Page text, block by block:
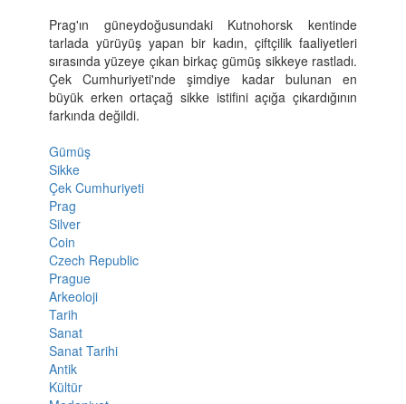
Prag'ın güneydoğusundaki Kutnohorsk kentinde
tarlada yürüyüş yapan bir kadın, çiftçilik faaliyetleri
sırasında yüzeye çıkan birkaç gümüş sikkeye rastladı.
Çek Cumhuriyeti'nde şimdiye kadar bulunan en
büyük erken ortaçağ sikke istifini açığa çıkardığının
farkında değildi.
Gümüş
Sikke
Çek Cumhuriyeti
Prag
Silver
Coin
Czech Republic
Prague
Arkeoloji
Tarih
Sanat
Sanat Tarihi
Antik
Kültür